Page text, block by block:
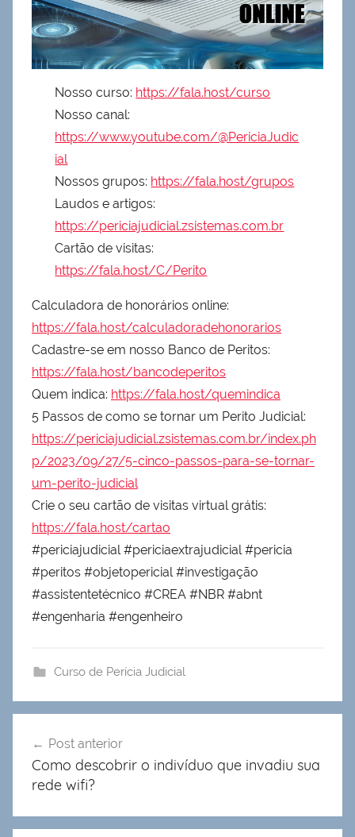
Nosso curso: https://fala.host/curso
Nosso canal:
https://www.youtube.com/@PericiaJudic
ial
Nossos grupos: https://fala.host/grupos
Laudos e artigos:
https://periciajudicial.zsistemas.com.br
Cartão de visitas:
https://fala.host/C/Perito
Calculadora de honorários online:
https://fala.host/calculadoradehonorarios
Cadastre-se em nosso Banco de Peritos:
https://fala.host/bancodeperitos
Quem indica: https://fala.host/quemindica
5 Passos de como se tornar um Perito Judicial:
https://periciajudicial.zsistemas.com.br/index.ph
p/2023/09/27/5-cinco-passos-para-se-tornar-
um-perito-judicial
Crie o seu cartão de visitas virtual grátis:
https://fala.host/cartao
#periciajudicial #periciaextrajudicial #pericia
#peritos #objetopericial #investigação
#assistentetécnico #CREA #NBR #abnt
#engenharia #engenheiro
Curso de Perícia Judicial
de
Post
Post anterior
Como descobrir o indivíduo que invadiu sua
rede wifi?